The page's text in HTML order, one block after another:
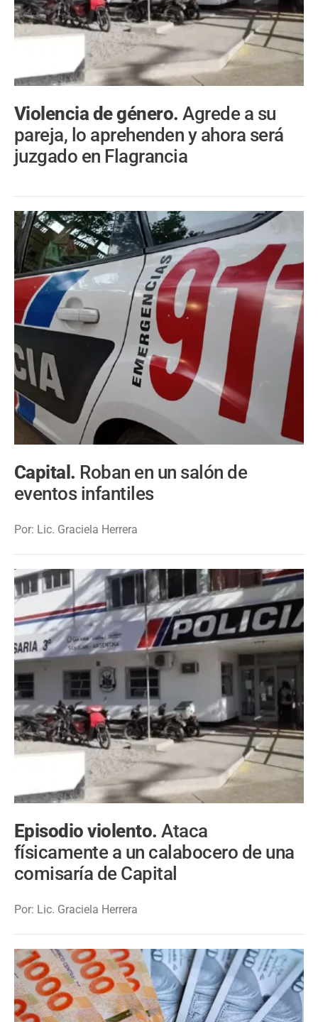
Violencia de género.Agrede a su
pareja, lo aprehenden y ahora será
juzgado en Flagrancia
Capital. Roban en un salón de
eventos infantiles
Por: Lic. Graciela Herrera
Episodio violento.Ataca
físicamente a un calabocero de una
comisaría de Capital
Por: Lic. Graciela Herrera